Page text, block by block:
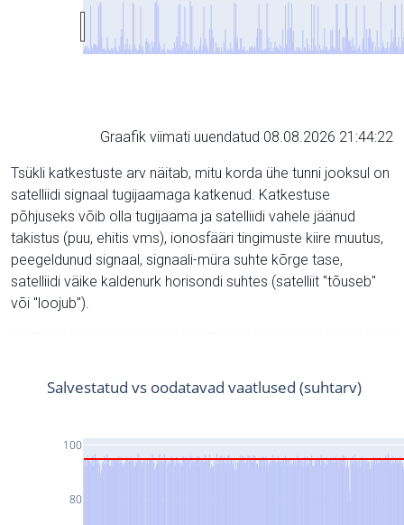
Graafik viimati uuendatud 08.08.2026 21:44:22
Tsükli katkestuste arv näitab, mitu korda ühe tunni jooksul on
satelliidi signaal tugijaamaga katkenud. Katkestuse
põhjuseks võib olla tugijaama ja satelliidi vahele jäänud
takistus (puu, ehitis vms), ionosfääri tingimuste kiire muutus,
peegeldunud signaal, signaali-müra suhte kõrge tase,
satelliidi väike kaldenurk horisondi suhtes (satelliit "tõuseb"
või "loojub").
80
100
Salvestatud vs oodatavad vaatlused (suhtarv)